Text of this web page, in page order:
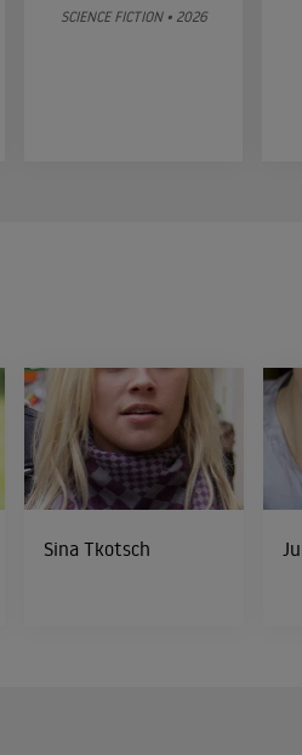
SCIENCE FICTION • 2026
Sina Tkotsch